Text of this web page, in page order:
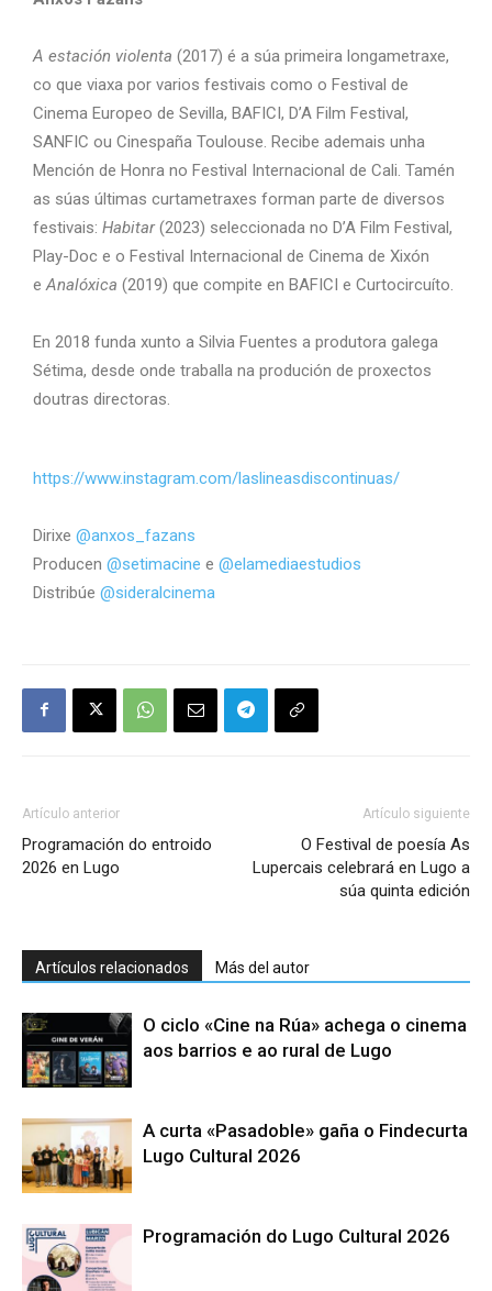
A estación violenta (2017) é a súa primeira longametraxe,
co que viaxa por varios festivais como o Festival de
Cinema Europeo de Sevilla, BAFICI, D’A Film Festival,
SANFIC ou Cinespaña Toulouse. Recibe ademais unha
Mención de Honra no Festival Internacional de Cali. Tamén
as súas últimas curtametraxes forman parte de diversos
festivais: Habitar(2023) seleccionada no D’A Film Festival,
Play-Doc e o Festival Internacional de Cinema de Xixón
eAnalóxica (2019) que compite en BAFICI e Curtocircuíto.
En 2018 funda xunto a Silvia Fuentes a produtora galega
Sétima, desde onde traballa na produción de proxectos
doutras directoras.
https://www.instagram.com/laslineasdiscontinuas/
Dirixe @anxos_fazans
Producen @setimacine e @elamediaestudios
Distribúe @sideralcinema
Artículo anterior
Programación do entroido
2026 en Lugo
Artículo siguiente
O Festival de poesía As
Lupercais celebrará en Lugo a
súa quinta edición
Artículos relacionados Más del autor
O ciclo «Cine na Rúa» achega o cinema
aos barrios e ao rural de Lugo
A curta «Pasadoble» gaña o Findecurta
Lugo Cultural 2026
Programación do Lugo Cultural 2026